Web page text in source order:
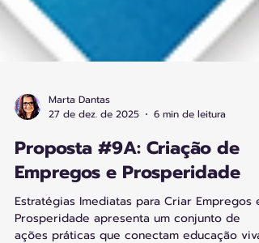
Marta Dantas
27 de dez. de 2025
6 min de leitura
Proposta #9A: Criação de
Empregos e Prosperidade